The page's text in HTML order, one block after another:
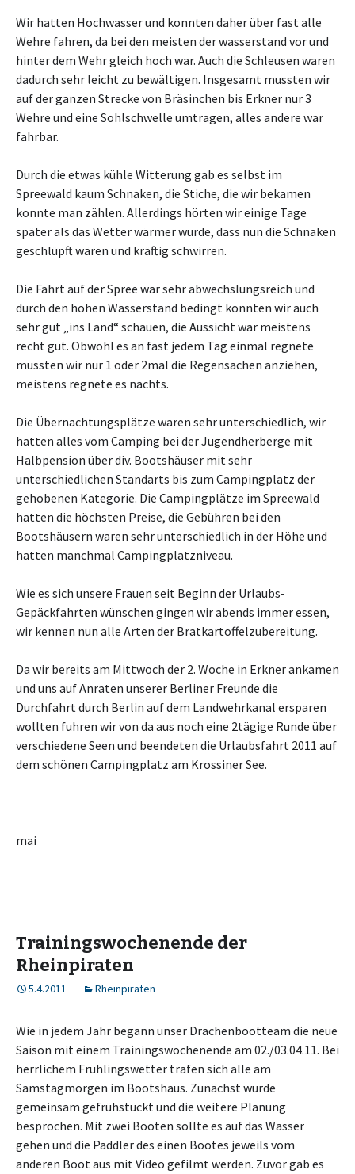
Wir hatten Hochwasser und konnten daher über fast alle
Wehre fahren, da bei den meisten der wasserstand vor und
hinter dem Wehr gleich hoch war. Auch die Schleusen waren
dadurch sehr leicht zu bewältigen. Insgesamt mussten wir
auf der ganzen Strecke von Bräsinchen bis Erkner nur 3
Wehre und eine Sohlschwelle umtragen, alles andere war
fahrbar.
Durch die etwas kühle Witterung gab es selbst im
Spreewald kaum Schnaken, die Stiche, die wir bekamen
konnte man zählen. Allerdings hörten wir einige Tage
später als das Wetter wärmer wurde, dass nun die Schnaken
geschlüpft wären und kräftig schwirren.
Die Fahrt auf der Spree war sehr abwechslungsreich und
durch den hohen Wasserstand bedingt konnten wir auch
sehr gut „ins Land“ schauen, die Aussicht war meistens
recht gut. Obwohl es an fast jedem Tag einmal regnete
mussten wir nur 1 oder 2mal die Regensachen anziehen,
meistens regnete es nachts.
Die Übernachtungsplätze waren sehr unterschiedlich, wir
hatten alles vom Camping bei der Jugendherberge mit
Halbpension über div. Bootshäuser mit sehr
unterschiedlichen Standarts bis zum Campingplatz der
gehobenen Kategorie. Die Campingplätze im Spreewald
hatten die höchsten Preise, die Gebühren bei den
Bootshäusern waren sehr unterschiedlich in der Höhe und
hatten manchmal Campingplatzniveau.
Wie es sich unsere Frauen seit Beginn der Urlaubs-
Gepäckfahrten wünschen gingen wir abends immer essen,
wir kennen nun alle Arten der Bratkartoffelzubereitung.
Da wir bereits am Mittwoch der 2. Woche in Erkner ankamen
und uns auf Anraten unserer Berliner Freunde die
Durchfahrt durch Berlin auf dem Landwehrkanal ersparen
wollten fuhren wir von da aus noch eine 2tägige Runde über
verschiedene Seen und beendeten die Urlaubsfahrt 2011 auf
dem schönen Campingplatz am Krossiner See.
mai
Trainingswochenende der
Rheinpiraten
5.4.2011 Rheinpiraten
Wie in jedem Jahr begann unser Drachenbootteam die neue
Saison mit einem Trainingswochenende am 02./03.04.11. Bei
herrlichem Frühlingswetter trafen sich alle am
Samstagmorgen im Bootshaus. Zunächst wurde
gemeinsam gefrühstückt und die weitere Planung
besprochen. Mit zwei Booten sollte es auf das Wasser
gehen und die Paddler des einen Bootes jeweils vom
anderen Boot aus mit Video gefilmt werden. Zuvor gab es